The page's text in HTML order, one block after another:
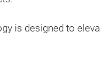
is designed to